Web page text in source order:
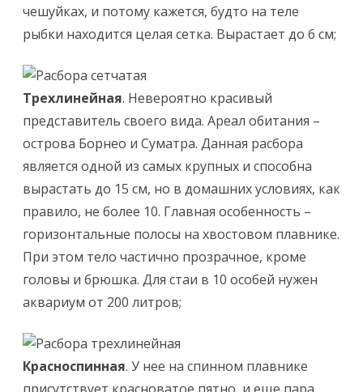
чешуйках, и потому кажется, будто на теле
рыбки находится целая сетка. Вырастает до 6 см;
Трехлинейная. Невероятно красивый
представитель своего вида. Ареал обитания –
острова Борнео и Суматра. Данная расбора
является одной из самых крупных и способна
вырастать до 15 см, но в домашних условиях, как
правило, не более 10. Главная особенность –
горизонтальные полосы на хвостовом плавнике.
При этом тело частично прозрачное, кроме
головы и брюшка. Для стаи в 10 особей нужен
аквариум от 200 литров;
Красноспинная. У нее на спинном плавнике